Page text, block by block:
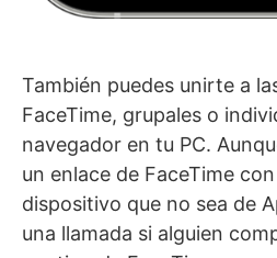
También puedes unirte a
FaceTime, grupales o
navegador en tu PC.
un enlace de FaceTime
dispositivo que no sea de
una llamada si alguien